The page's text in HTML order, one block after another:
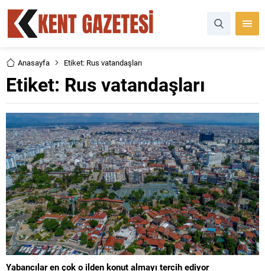
Anasayfa Etiket: Rus vatandaşları
Etiket: Rus vatandaşları
Yabancılar en çok o ilden konut almayı tercih ediyor